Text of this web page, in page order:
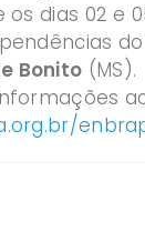
os dias 02 e
Bonito (MS).